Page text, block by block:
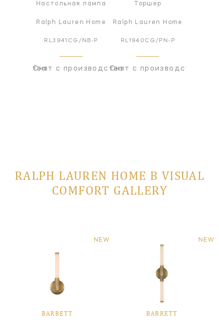
Настольная лампа
Ralph Lauren Home
RL3941CG/NB-P
Снят с производства
Торшер
Ralph Lauren Home
RL1940CG/PN-P
Снят с производстваСнят с
RALPH LAUREN HOME В VISUAL
COMFORT GALLERY
NEW
BARRETT
NEW
BARRETT